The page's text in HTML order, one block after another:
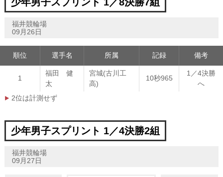
福井競輪場
09月26日
順位 選手名 所属 記録 備考
1
福田 健
太
宮城(古川工
高)
10秒965
1／4決勝
へ
2位は計測せず
少年男子スプリント 1／4決勝2組
福井競輪場
09月27日